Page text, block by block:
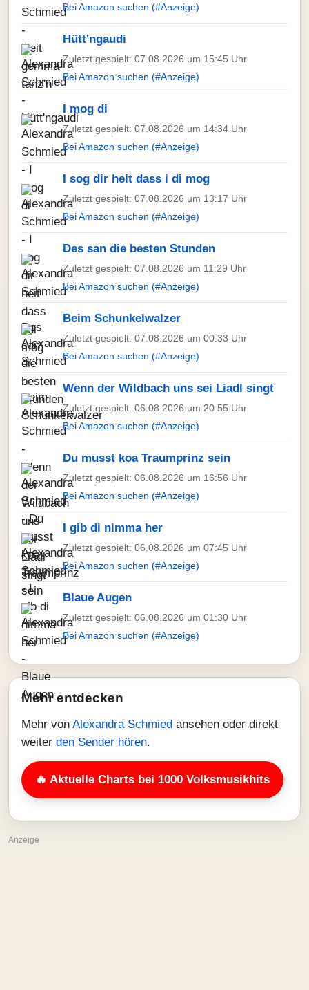
Bei Amazon suchen (#Anzeige)
Hütt'ngaudi
Zuletzt gespielt: 07.08.2026 um 15:45 Uhr
Bei Amazon suchen (#Anzeige)
I mog di
Zuletzt gespielt: 07.08.2026 um 14:34 Uhr
Bei Amazon suchen (#Anzeige)
I sog dir heit dass i di mog
Zuletzt gespielt: 07.08.2026 um 13:17 Uhr
Bei Amazon suchen (#Anzeige)
Des san die besten Stunden
Zuletzt gespielt: 07.08.2026 um 11:29 Uhr
Bei Amazon suchen (#Anzeige)
Beim Schunkelwalzer
Zuletzt gespielt: 07.08.2026 um 00:33 Uhr
Bei Amazon suchen (#Anzeige)
Wenn der Wildbach uns sei Liadl singt
Zuletzt gespielt: 06.08.2026 um 20:55 Uhr
Bei Amazon suchen (#Anzeige)
Du musst koa Traumprinz sein
Zuletzt gespielt: 06.08.2026 um 16:56 Uhr
Bei Amazon suchen (#Anzeige)
I gib di nimma her
Zuletzt gespielt: 06.08.2026 um 07:45 Uhr
Bei Amazon suchen (#Anzeige)
Blaue Augen
Zuletzt gespielt: 06.08.2026 um 01:30 Uhr
Bei Amazon suchen (#Anzeige)
Mehr entdecken
Mehr von Alexandra Schmied ansehen oder direkt
weiter den Sender hören.
🔥 Aktuelle Charts bei 1000 Volksmusikhits
Anzeige